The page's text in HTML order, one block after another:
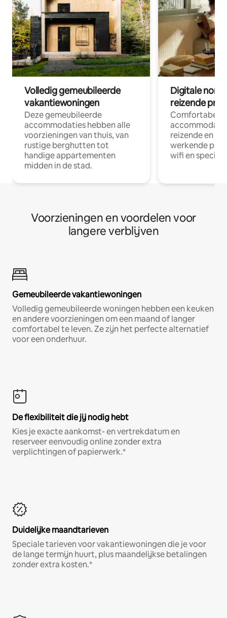
Volledig gemeubileerde
vakantiewoningen
Deze gemeubileerde
accommodaties hebben alle
voorzieningen van thuis, van
rustige berghutten tot
handige appartementen
midden in de stad.
Digitale
reizende
Comfortabele
reizende en
werkende
wifi en
Voorzieningen en voordelen voor
langere verblijven
Gemeubileerde vakantiewoningen
Volledig gemeubileerde woningen hebben een keuken
en andere voorzieningen om een maand of langer
comfortabel te leven. Ze zijn het perfecte alternatief
voor een onderhuur.
De flexibiliteit die jij nodig hebt
Kies je exacte aankomst- en vertrekdatum en
reserveer eenvoudig online zonder extra
verplichtingen of papierwerk.*
Duidelijke maandtarieven
Speciale tarieven voor vakantiewoningen die je voor
de lange termijn huurt, plus maandelijkse betalingen
zonder extra kosten.*